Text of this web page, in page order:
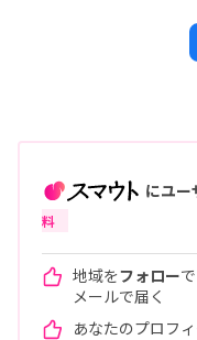
にユー
料
地域をフォロー
メールで届く
あなたのプロフ